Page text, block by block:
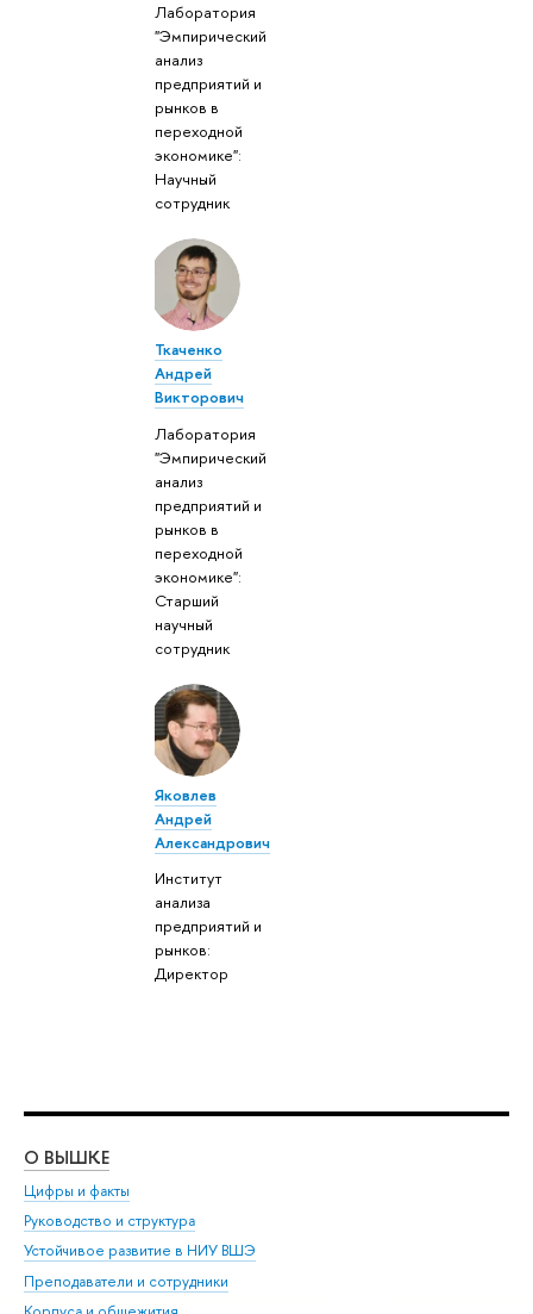
Лаборатория
"Эмпирический
анализ
предприятий и
рынков в
переходной
экономике":
Научный
сотрудник
Ткаченко
Андрей
Викторович
Лаборатория
"Эмпирический
анализ
предприятий и
рынков в
переходной
экономике":
Старший
научный
сотрудник
Яковлев
Андрей
Александрович
Институт
анализа
предприятий и
рынков:
Директор
О ВЫШКЕ
Цифры и факты
Руководство и структура
Устойчивое развитие в НИУ ВШЭ
Преподаватели и сотрудники